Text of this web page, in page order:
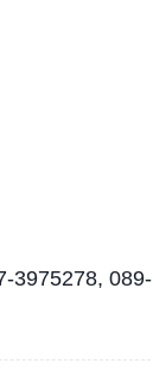
3975278, 089-